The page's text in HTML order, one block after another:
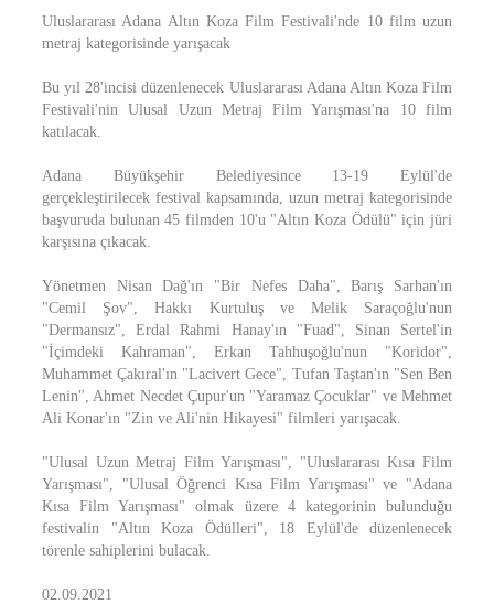
Uluslararası Adana Altın Koza Film Festivali'nde 10 film uzun
metraj kategorisinde yarışacak
Bu yıl 28'incisi düzenlenecek Uluslararası Adana Altın Koza Film
Festivali'nin Ulusal Uzun Metraj Film Yarışması'na 10 film
katılacak.
Adana Büyükşehir Belediyesince 13-19 Eylül'de
gerçekleştirilecek festival kapsamında, uzun metraj kategorisinde
başvuruda bulunan 45 filmden 10'u "Altın Koza Ödülü" için jüri
karşısına çıkacak.
Yönetmen Nisan Dağ'ın "Bir Nefes Daha", Barış Sarhan'ın
"Cemil Şov", Hakkı Kurtuluş ve Melik Saraçoğlu'nun
"Dermansız", Erdal Rahmi Hanay'ın "Fuad", Sinan Sertel'in
"İçimdeki Kahraman", Erkan Tahhuşoğlu'nun "Koridor",
Muhammet Çakıral'ın "Lacivert Gece", Tufan Taştan'ın "Sen Ben
Lenin", Ahmet Necdet Çupur'un "Yaramaz Çocuklar" ve Mehmet
Ali Konar'ın "Zin ve Ali'nin Hikayesi" filmleri yarışacak.
"Ulusal Uzun Metraj Film Yarışması", "Uluslararası Kısa Film
Yarışması", "Ulusal Öğrenci Kısa Film Yarışması" ve "Adana
Kısa Film Yarışması" olmak üzere 4 kategorinin bulunduğu
festivalin "Altın Koza Ödülleri", 18 Eylül'de düzenlenecek
törenle sahiplerini bulacak.
02.09.2021